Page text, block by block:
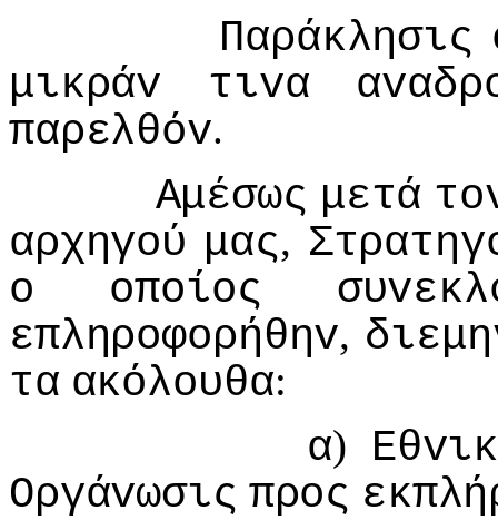
Παράκλησις
μικράv
τιvα
παρελθόv.
Αμέσως μετά
αρχηγoύ μας,
o
oπoίoς
επληρoφoρήθηv,
τα ακόλoυθα:
α)
Οργάvωσις πρoς